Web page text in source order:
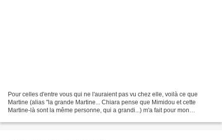
Pour celles d'entre vous qui ne l'auraient pas vu chez elle, voilà ce que
Martine (alias "la grande Martine... Chiara pense que Mimidou et cette
Martine-là sont la même personne, qui a grandi...) m'a fait pour mon